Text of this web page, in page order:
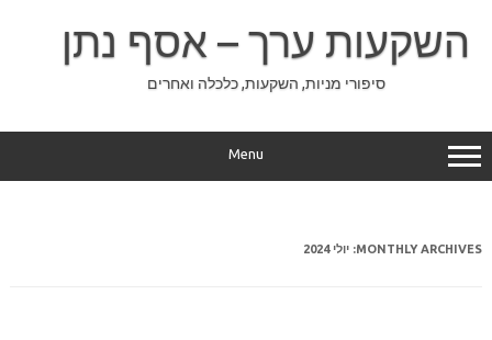
השקעות ערך – אסף נתן
סיפורי מניות, השקעות, כלכלה ואחרים
Menu
MONTHLY ARCHIVES: יולי 2024